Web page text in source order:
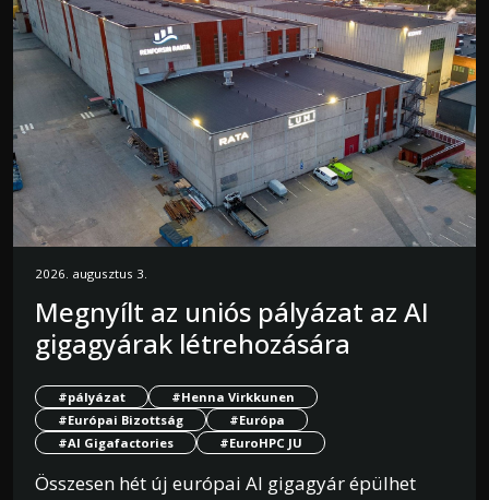
2026. augusztus 3.
Megnyílt az uniós pályázat az AI
gigagyárak létrehozására
#pályázat
#Henna Virkkunen
#Európai Bizottság
#Európa
#AI Gigafactories
#EuroHPC JU
Összesen hét új európai AI gigagyár épülhet